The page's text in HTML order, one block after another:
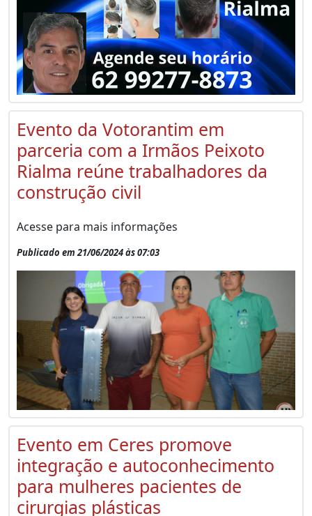
Evento da Votorantim em
parceria com a Irmãos Peixoto
Rialma reúne trabalhadores da
construção civil
Acesse para mais informações
Publicado em 21/06/2024 às 07:03
Evento em Ceres promove
integração e autoconhecimento
para mulheres pacientes de
cirurgias plásticas